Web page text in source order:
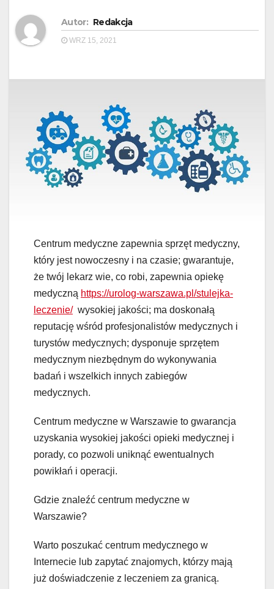
Autor: Redakcja
WRZ 15, 2021
Centrum medyczne zapewnia sprzęt medyczny,
który jest nowoczesny i na czasie; gwarantuje,
że twój lekarz wie, co robi, zapewnia opiekę
medyczną https://urolog-warszawa.pl/stulejka-
leczenie/wysokiej jakości; ma doskonałą
reputację wśród profesjonalistów medycznych i
turystów medycznych; dysponuje sprzętem
medycznym niezbędnym do wykonywania
badań i wszelkich innych zabiegów
medycznych.
Centrum medyczne w Warszawie to gwarancja
uzyskania wysokiej jakości opieki medycznej i
porady, co pozwoli uniknąć ewentualnych
powikłań i operacji.
Gdzie znaleźć centrum medyczne w
Warszawie?
Warto poszukać centrum medycznego w
Internecie lub zapytać znajomych, którzy mają
już doświadczenie z leczeniem za granicą.